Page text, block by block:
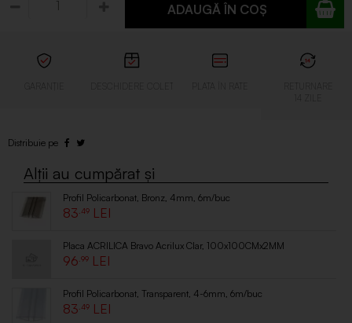
ADAUGĂ ÎN COȘ
Profil Policarbonat, Bronz, 4mm, 6m/buc
83 .49
Placa ACRILICA Bravo Acrilux Clar, 100x100CMx2MM
96 .99
Profil Policarbonat, Transparent, 4-6mm, 6m/buc
83 .49